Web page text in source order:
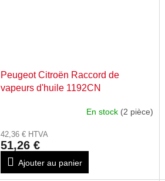
Peugeot Citroën Raccord de
vapeurs d'huile 1192CN
En stock (2 pièce)
42,36 € HTVA
51,26 €
Ajouter au panier